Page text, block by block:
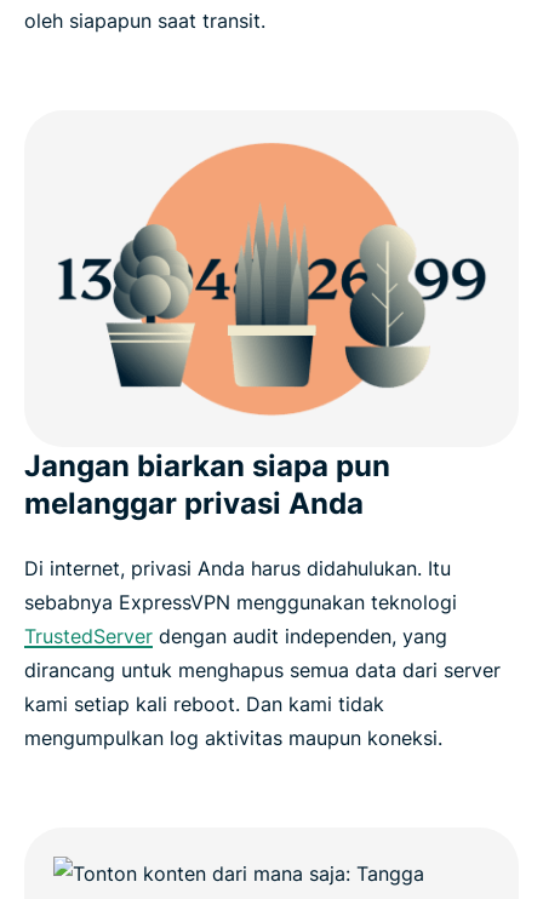
oleh siapapun saat transit.
Jangan biarkan siapa pun
melanggar privasi Anda
Di internet, privasi Anda harus didahulukan. Itu
sebabnya ExpressVPN menggunakan teknologi
TrustedServer dengan audit independen, yang
dirancang untuk menghapus semua data dari server
kami setiap kali reboot. Dan kami tidak
mengumpulkan log aktivitas maupun koneksi.